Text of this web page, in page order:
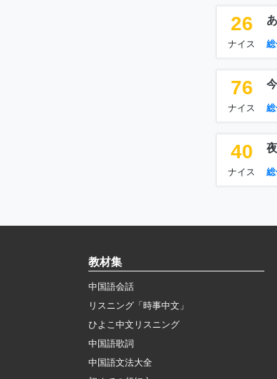
26
ナイス
76
ナイス
40
ナイス
教材集
中国語会話
リスニング「時事中文」
ひよこ中文リスニング
中国語歌詞
中国語文法大全